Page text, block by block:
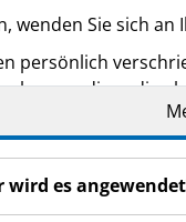
wenden Sie sich
persönlich
wenn diese die
wenden Sie
wird es